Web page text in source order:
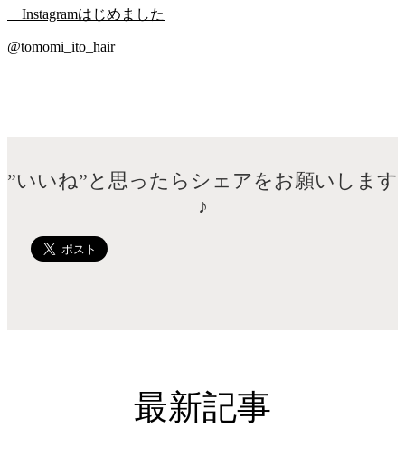
Instagramはじめました
@tomomi_ito_hair
”いいね”と思ったらシェアをお願いします
♪
最新記事